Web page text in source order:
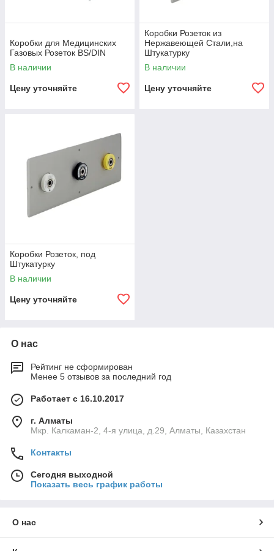
Коробки для Медицинских
Газовых Розеток BS/DIN
В наличии
Цену уточняйте
Коробки Розеток из
Нержавеющей Стали,на
Штукатурку
В наличии
Цену уточняйте
Коробки Розеток, под
Штукатурку
В наличии
Цену уточняйте
О нас
Рейтинг не сформирован
Менее 5 отзывов за последний год
Работает с 16.10.2017
г. Алматы
Мкр. Калкаман-2, 4-я улица, д.29, Алматы, Казахстан
Контакты
Сегодня выходной
Показать весь график работы
О нас